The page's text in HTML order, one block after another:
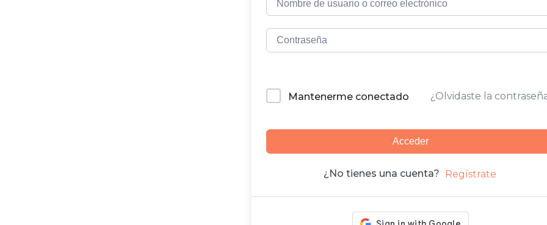
Mantenerme conectado ¿Olvidaste la
Acceder
¿No tienes una cuenta? Regístrate